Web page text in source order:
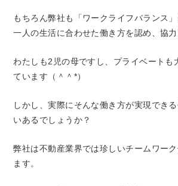
もちろん弊社も「ワークライフバランス
一人の生活に合わせた働き方を認め、協力
わたしも2児の母ですし、プライベートも
ています（＾＾*）
しかし、実際にそんな働き方が実現でき
いあるでしょうか？
弊社は不動産業界では珍しいチームワー
ます。